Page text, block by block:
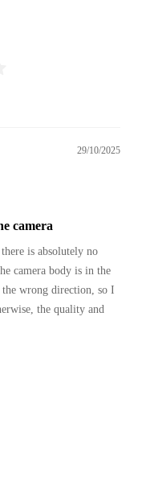
29/10/2025
camera
is absolutely no
camera body is in the
wrong direction, so I
the quality and